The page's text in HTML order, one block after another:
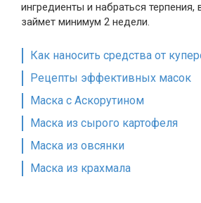
ингредиенты и набраться терпения,
займет минимум 2 недели.
Как наносить средства от
Рецепты эффективных масок
Маска с Аскорутином
Маска из сырого картофеля
Маска из овсянки
Маска из крахмала